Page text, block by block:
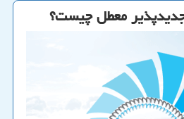
معطل چیست؟